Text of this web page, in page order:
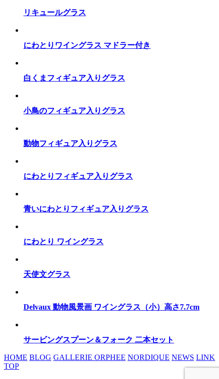
リキュールグラス
にわとりワイングラス マドラー付き
白くまフィギュア入りグラス
小鳥のフィギュア入りグラス
動物フィギュア入りグラス
にわとりフィギュア入りグラス
青いにわとりフィギュア入りグラス
にわとり ワイングラス
天使文グラス
Delvaux 動物風景画 ワイングラス（小）高さ7.7cm
サービングスプーン＆フォーク 二本セット
HOME BLOG GALLERIE ORPHEE NORDIQUE NEWS LINK
TOP